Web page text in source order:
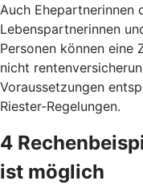
Auch
Lebenspartnerinnen
Personen können eine
nicht
Voraussetzungen
Riester-Regelungen.
4
ist möglich